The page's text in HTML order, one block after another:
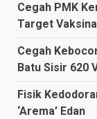
Cegah PMK
Target
Cegah
Batu Sisir 620
Fisik
‘Arema’ Edan